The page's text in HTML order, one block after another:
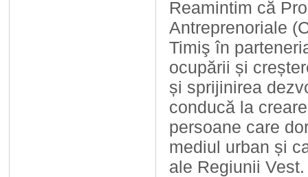
Reamintim că
Antreprenoriale
Timiş în
ocupării și
și sprijinirea
conducă la
persoane care
mediul urban și
ale Regiunii Vest.